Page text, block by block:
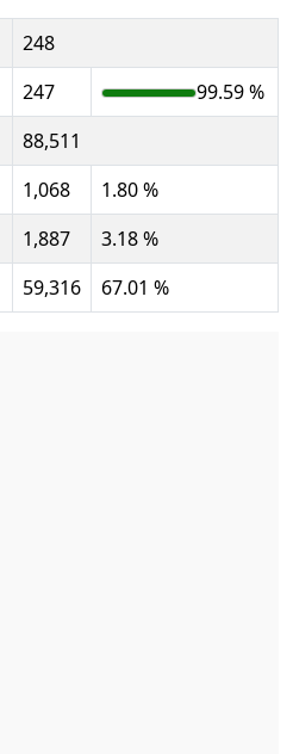
248
247
99.59 %
88,511
1,068
1.80 %
1,887
3.18 %
59,316 67.01 %